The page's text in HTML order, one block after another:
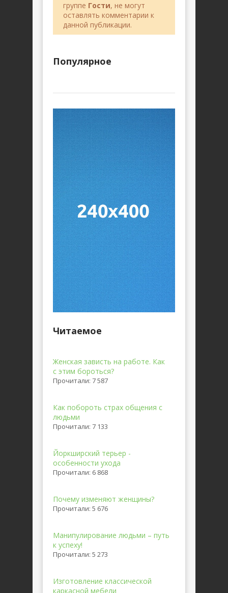
группе Гости, не могут
оставлять комментарии к
данной публикации.
Популярное
Читаемое
Женская зависть на работе. Как
с этим бороться?
Прочитали: 7 587
Как побороть страх общения с
людьми
Прочитали: 7 133
Йоркширский терьер -
особенности ухода
Прочитали: 6 868
Почему изменяют женщины?
Прочитали: 5 676
Манипулирование людьми – путь
к успеху!
Прочитали: 5 273
Изготовление классической
каркасной мебели